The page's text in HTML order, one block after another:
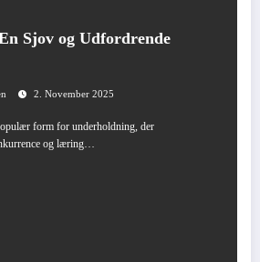
Sjov og Udfordrende
2. November 2025
form for underholdning, der
og læring…